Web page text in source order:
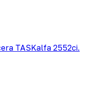
TASKalfa 2552ci.